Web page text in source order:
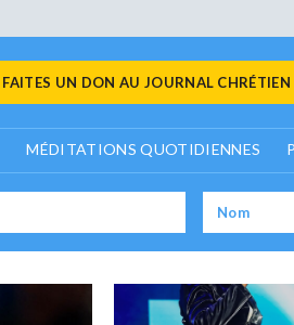
FAITES UN DON AU JOURNAL
MÉDITATIONS QUOTIDIENNES